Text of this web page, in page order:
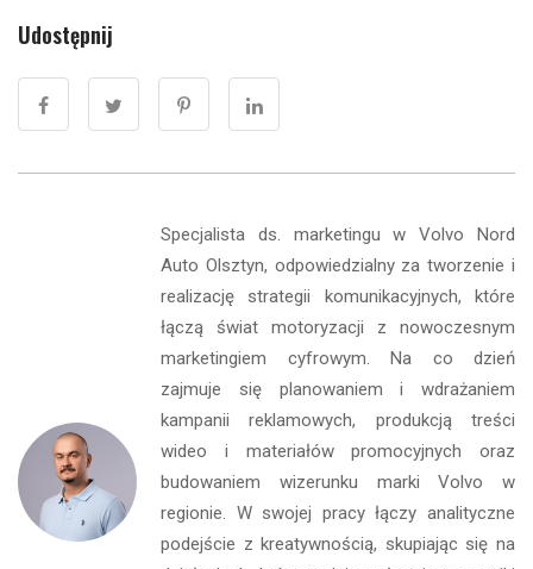
Udostępnij
Specjalista ds. marketingu w Volvo Nord
Auto Olsztyn, odpowiedzialny za tworzenie i
realizację strategii komunikacyjnych, które
łączą świat motoryzacji z nowoczesnym
marketingiem cyfrowym. Na co dzień
zajmuje się planowaniem i wdrażaniem
kampanii reklamowych, produkcją treści
wideo i materiałów promocyjnych oraz
budowaniem wizerunku marki Volvo w
regionie. W swojej pracy łączy analityczne
podejście z kreatywnością, skupiając się na